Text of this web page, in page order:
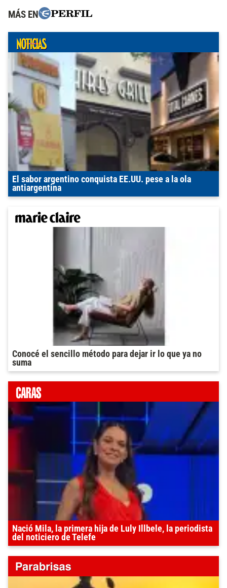
MÁS EN
El sabor argentino conquista EE.UU. pese a la ola
antiargentina
Conocé el sencillo método para dejar ir lo que ya no
suma
Nació Mila, la primera hija de Luly Illbele, la periodista
del noticiero de Telefe